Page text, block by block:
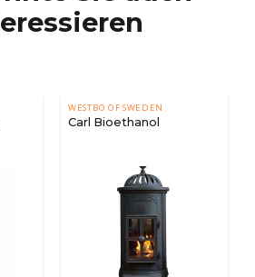
ARADA
Hamlet Solution 5
Bioethanol-Kamin